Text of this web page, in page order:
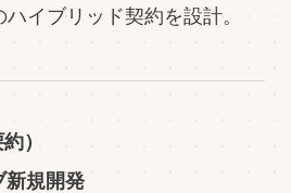
イブリッド契約を設計。
）
新規開発